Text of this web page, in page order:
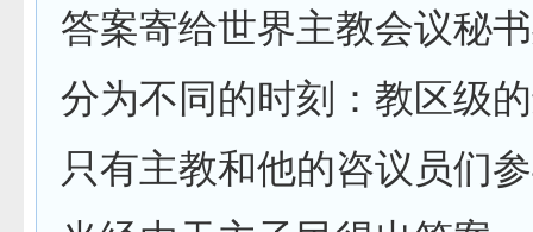
答案寄给世界主教会议秘
分为不同的时刻：教区级
只有主教和他的咨议员们